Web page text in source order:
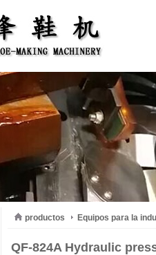
productos Equipos para la
QF-824A Hydraulic